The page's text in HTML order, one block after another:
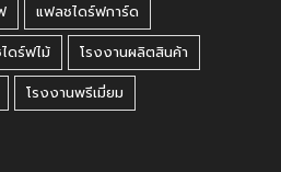
แฟลชไดร์ฟการ์ด
ดร์ฟไม้
โรงงานผลิตสินค้า
โรงงานพรีเมี่ยม